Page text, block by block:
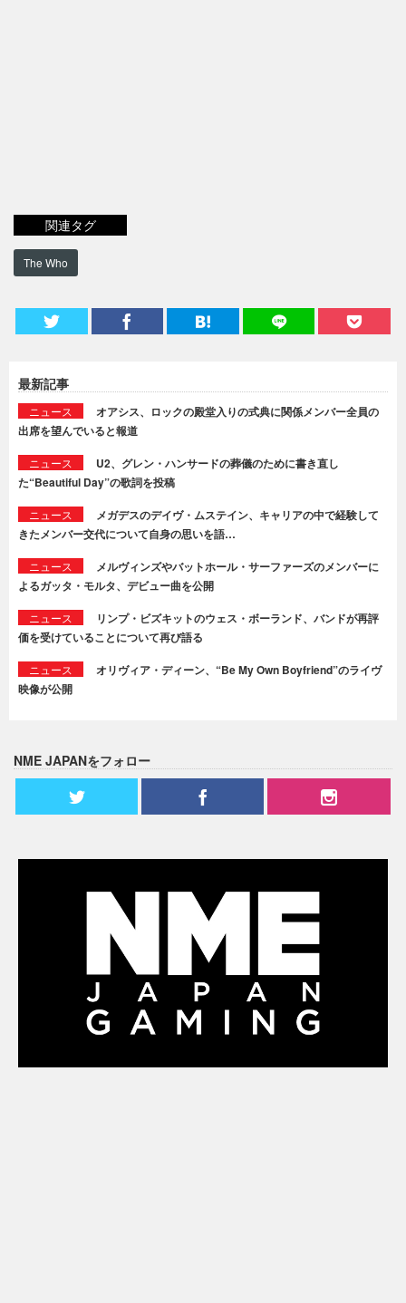
関連タグ
The Who
最新記事
ニュース
オアシス、ロックの殿堂入りの式典に関係メンバー全員の
出席を望んでいると報道
ニュース
U2、グレン・ハンサードの葬儀のために書き直し
た“Beautiful Day”の歌詞を投稿
ニュース
メガデスのデイヴ・ムステイン、キャリアの中で経験して
きたメンバー交代について自身の思いを語…
ニュース
メルヴィンズやバットホール・サーファーズのメンバーに
よるガッタ・モルタ、デビュー曲を公開
ニュース
リンプ・ビズキットのウェス・ボーランド、バンドが再評
価を受けていることについて再び語る
ニュース
オリヴィア・ディーン、“Be My Own Boyfriend”のライヴ
映像が公開
NME JAPANをフォロー